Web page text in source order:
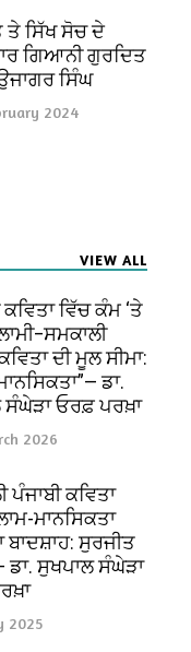
ਤੇ ਸਿੱਖ ਸੋਚ ਦੇ
ਗਿਆਨੀ ਗੁਰਦਿਤ
ਸਿੰਘ
2024
VIEW ALL
ਕਵਿਤਾ ਵਿੱਚ ਕੰਮ ‘ਤੇ
ਦੀ ਮੂਲ ਸੀਮਾ:
ਡਾ.
ਸੰਘੇੜਾ ਓਰਫ਼ ਪਰਖ਼ਾ
2026
ਪੰਜਾਬੀ ਕਵਿਤਾ
ਮਾਨਸਿਕਤਾ
ਬਾਦਸ਼ਾਹ: ਸੁਰਜੀਤ
ਡਾ. ਸੁਖਪਾਲ ਸੰਘੇੜਾ
2025